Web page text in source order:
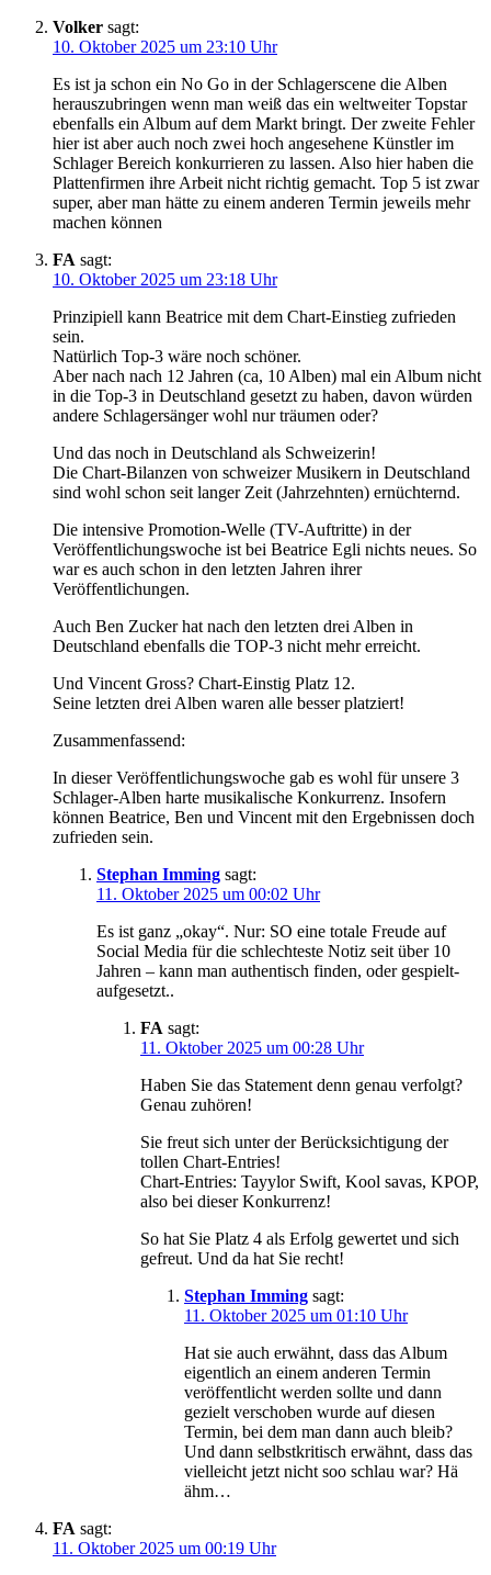
Volker sagt:
10. Oktober 2025 um 23:10 Uhr
Es ist ja schon ein No Go in der Schlagerscene die Alben
herauszubringen wenn man weiß das ein weltweiter Topstar
ebenfalls ein Album auf dem Markt bringt. Der zweite Fehler
hier ist aber auch noch zwei hoch angesehene Künstler im
Schlager Bereich konkurrieren zu lassen. Also hier haben die
Plattenfirmen ihre Arbeit nicht richtig gemacht. Top 5 ist zwar
super, aber man hätte zu einem anderen Termin jeweils mehr
machen können
FA sagt:
10. Oktober 2025 um 23:18 Uhr
Prinzipiell kann Beatrice mit dem Chart-Einstieg zufrieden
sein.
Natürlich Top-3 wäre noch schöner.
Aber nach nach 12 Jahren (ca, 10 Alben) mal ein Album nicht
in die Top-3 in Deutschland gesetzt zu haben, davon würden
andere Schlagersänger wohl nur träumen oder?
Und das noch in Deutschland als Schweizerin!
Die Chart-Bilanzen von schweizer Musikern in Deutschland
sind wohl schon seit langer Zeit (Jahrzehnten) ernüchternd.
Die intensive Promotion-Welle (TV-Auftritte) in der
Veröffentlichungswoche ist bei Beatrice Egli nichts neues. So
war es auch schon in den letzten Jahren ihrer
Veröffentlichungen.
Auch Ben Zucker hat nach den letzten drei Alben in
Deutschland ebenfalls die TOP-3 nicht mehr erreicht.
Und Vincent Gross? Chart-Einstig Platz 12.
Seine letzten drei Alben waren alle besser platziert!
Zusammenfassend:
In dieser Veröffentlichungswoche gab es wohl für unsere 3
Schlager-Alben harte musikalische Konkurrenz. Insofern
können Beatrice, Ben und Vincent mit den Ergebnissen doch
zufrieden sein.
Stephan Imming sagt:
11. Oktober 2025 um 00:02 Uhr
Es ist ganz „okay“. Nur: SO eine totale Freude auf
Social Media für die schlechteste Notiz seit über 10
Jahren – kann man authentisch finden, oder gespielt-
aufgesetzt..
FA sagt:
11. Oktober 2025 um 00:28 Uhr
Haben Sie das Statement denn genau verfolgt?
Genau zuhören!
Sie freut sich unter der Berücksichtigung der
tollen Chart-Entries!
Chart-Entries: Tayylor Swift, Kool savas, KPOP,
also bei dieser Konkurrenz!
So hat Sie Platz 4 als Erfolg gewertet und sich
gefreut. Und da hat Sie recht!
Stephan Imming sagt:
11. Oktober 2025 um 01:10 Uhr
Hat sie auch erwähnt, dass das Album
eigentlich an einem anderen Termin
veröffentlicht werden sollte und dann
gezielt verschoben wurde auf diesen
Termin, bei dem man dann auch bleib?
Und dann selbstkritisch erwähnt, dass das
vielleicht jetzt nicht soo schlau war? Hä
ähm…
FA sagt:
11. Oktober 2025 um 00:19 Uhr